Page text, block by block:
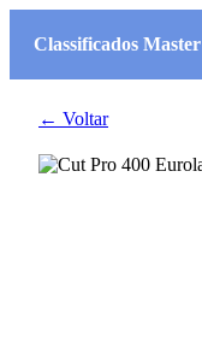
Classificados Master
← Voltar